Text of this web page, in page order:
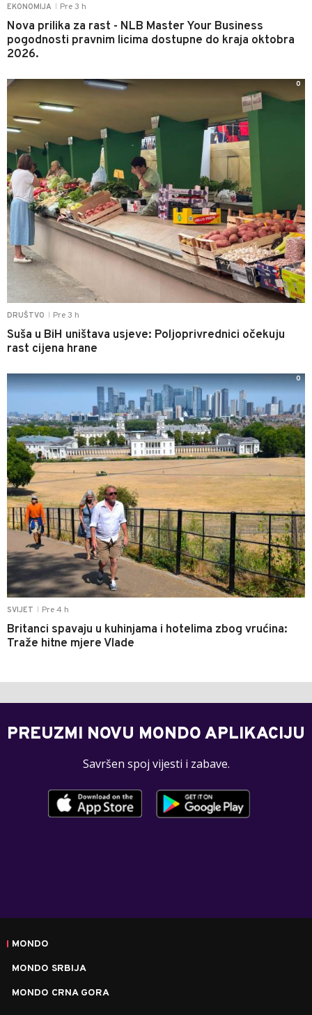
EKONOMIJA Pre 3 h
Nova prilika za rast - NLB Master Your Business
pogodnosti pravnim licima dostupne do kraja oktobra
2026.
DRUŠTVO Pre 3 h
Suša u BiH uništava usjeve: Poljoprivrednici očekuju
rast cijena hrane
0
SVIJET Pre 4 h
Britanci spavaju u kuhinjama i hotelima zbog vrućina:
Traže hitne mjere Vlade
0
PREUZMI NOVU MONDO APLIKACIJU
Savršen spoj vijesti i zabave.
MONDO
MONDO SRBIJA
MONDO CRNA GORA